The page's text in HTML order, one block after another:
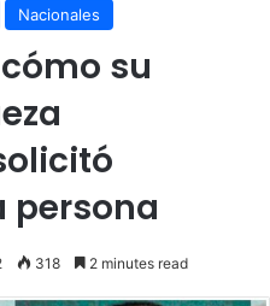
Nacionales
su
persona
318 2 minutes read